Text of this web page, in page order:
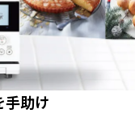
手助け